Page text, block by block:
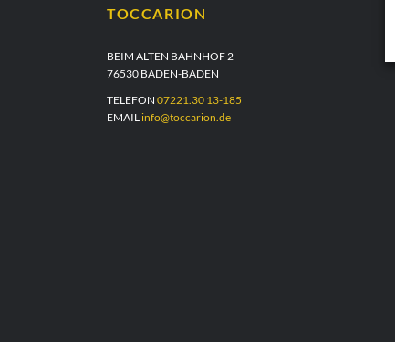
TOCCARION
BEIM ALTEN BAHNHOF 2
76530 BADEN-BADEN
TELEFON 07221.30 13-185
EMAIL info@toccarion.de